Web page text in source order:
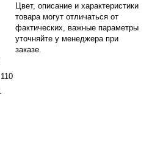
110
Цвет, описание и характеристики
товара могут отличаться от
фактических, важные параметры
уточняйте у менеджера при
заказе.